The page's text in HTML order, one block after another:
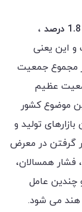
،
و این یعنی
مجموع جمعیت
عظیم
موضوع کشور
تولید و
گرفتن در معرض
فشار همسالان،
چندین عامل
هند می شود.